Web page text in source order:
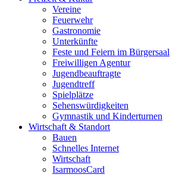
Vereine
Feuerwehr
Gastronomie
Unterkünfte
Feste und Feiern im Bürgersaal
Freiwilligen Agentur
Jugendbeauftragte
Jugendtreff
Spielplätze
Sehenswürdigkeiten
Gymnastik und Kinderturnen
Wirtschaft & Standort
Bauen
Schnelles Internet
Wirtschaft
IsarmoosCard